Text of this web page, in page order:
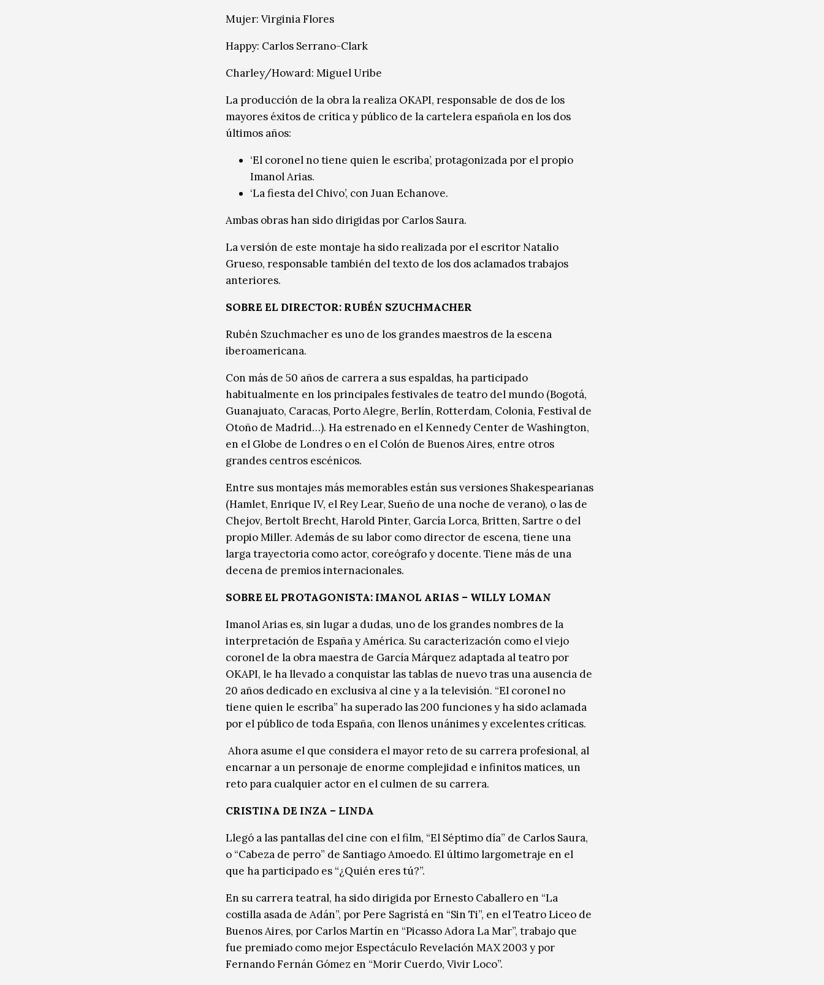
Mujer: Virginia Flores
Happy: Carlos Serrano-Clark
Charley/Howard: Miguel Uribe
La producción de la obra la realiza OKAPI, responsable de dos de los
mayores éxitos de crítica y público de la cartelera española en los dos
últimos años:
‘El coronel no tiene quien le escriba’, protagonizada por el propio
Imanol Arias.
‘La fiesta del Chivo’, con Juan Echanove.
Ambas obras han sido dirigidas por Carlos Saura.
La versión de este montaje ha sido realizada por el escritor Natalio
Grueso, responsable también del texto de los dos aclamados trabajos
anteriores.
SOBRE EL DIRECTOR: RUBÉN SZUCHMACHER
Rubén Szuchmacher es uno de los grandes maestros de la escena
iberoamericana.
Con más de 50 años de carrera a sus espaldas, ha participado
habitualmente en los principales festivales de teatro del mundo (Bogotá,
Guanajuato, Caracas, Porto Alegre, Berlín, Rotterdam, Colonia, Festival de
Otoño de Madrid…). Ha estrenado en el Kennedy Center de Washington,
en el Globe de Londres o en el Colón de Buenos Aires, entre otros
grandes centros escénicos.
Entre sus montajes más memorables están sus versiones Shakespearianas
(Hamlet, Enrique IV, el Rey Lear, Sueño de una noche de verano), o las de
Chejov, Bertolt Brecht, Harold Pinter, García Lorca, Britten, Sartre o del
propio Miller. Además de su labor como director de escena, tiene una
larga trayectoria como actor, coreógrafo y docente. Tiene más de una
decena de premios internacionales.
SOBRE EL PROTAGONISTA: IMANOL ARIAS – WILLY LOMAN
Imanol Arias es, sin lugar a dudas, uno de los grandes nombres de la
interpretación de España y América. Su caracterización como el viejo
coronel de la obra maestra de García Márquez adaptada al teatro por
OKAPI, le ha llevado a conquistar las tablas de nuevo tras una ausencia de
20 años dedicado en exclusiva al cine y a la televisión. “El coronel no
tiene quien le escriba” ha superado las 200 funciones y ha sido aclamada
por el público de toda España, con llenos unánimes y excelentes críticas.
Ahora asume el que considera el mayor reto de su carrera profesional, al
encarnar a un personaje de enorme complejidad e infinitos matices, un
reto para cualquier actor en el culmen de su carrera.
CRISTINA DE INZA – LINDA
Llegó a las pantallas del cine con el film, “El Séptimo día” de Carlos Saura,
o “Cabeza de perro” de Santiago Amoedo. El último largometraje en el
que ha participado es “¿Quién eres tú?”.
En su carrera teatral, ha sido dirigida por Ernesto Caballero en “La
costilla asada de Adán”, por Pere Sagristá en “Sin Ti”, en el Teatro Liceo de
Buenos Aires, por Carlos Martín en “Picasso Adora La Mar”, trabajo que
fue premiado como mejor Espectáculo Revelación MAX 2003 y por
Fernando Fernán Gómez en “Morir Cuerdo, Vivir Loco”.